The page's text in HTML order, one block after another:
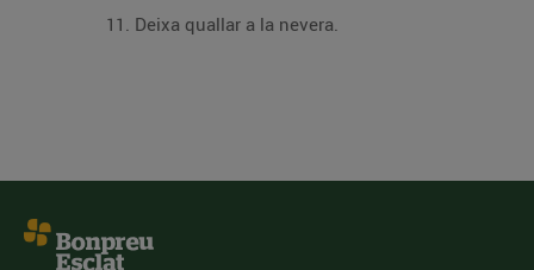
Deixa quallar a la nevera.